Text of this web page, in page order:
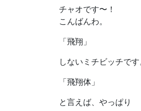
チャオです〜！
こんばんわ。
「飛翔」
しないミチビッチです
「飛翔体」
と言えば、やっぱり